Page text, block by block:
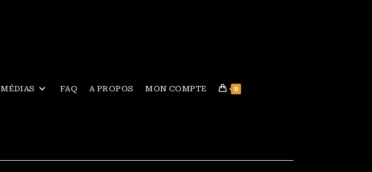
MÉDIAS FAQ A PROPOS MON COMPTE 0